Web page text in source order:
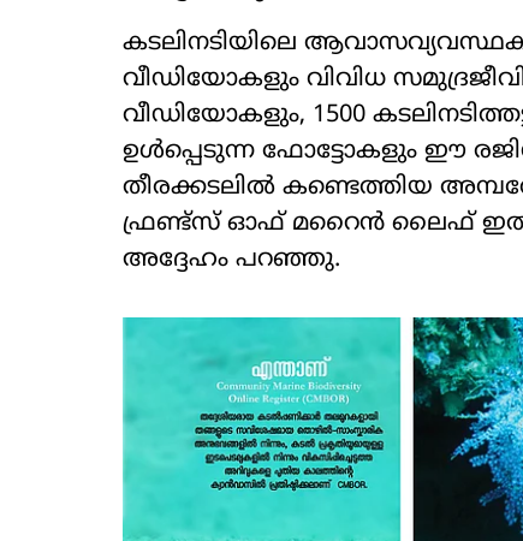
കടലിനടിയിലെ
വീഡിയോകളും വിവിധ
വീഡിയോകളും, 1500
ഉൾപ്പെടുന്ന ഫോട്ടോകളും ഈ
തീരക്കടലിൽ കണ്ടെത്തിയ
ഫ്രണ്ട്സ് ഓഫ് മറൈൻ ലൈഫ്
അദ്ദേഹം പറഞ്ഞു.